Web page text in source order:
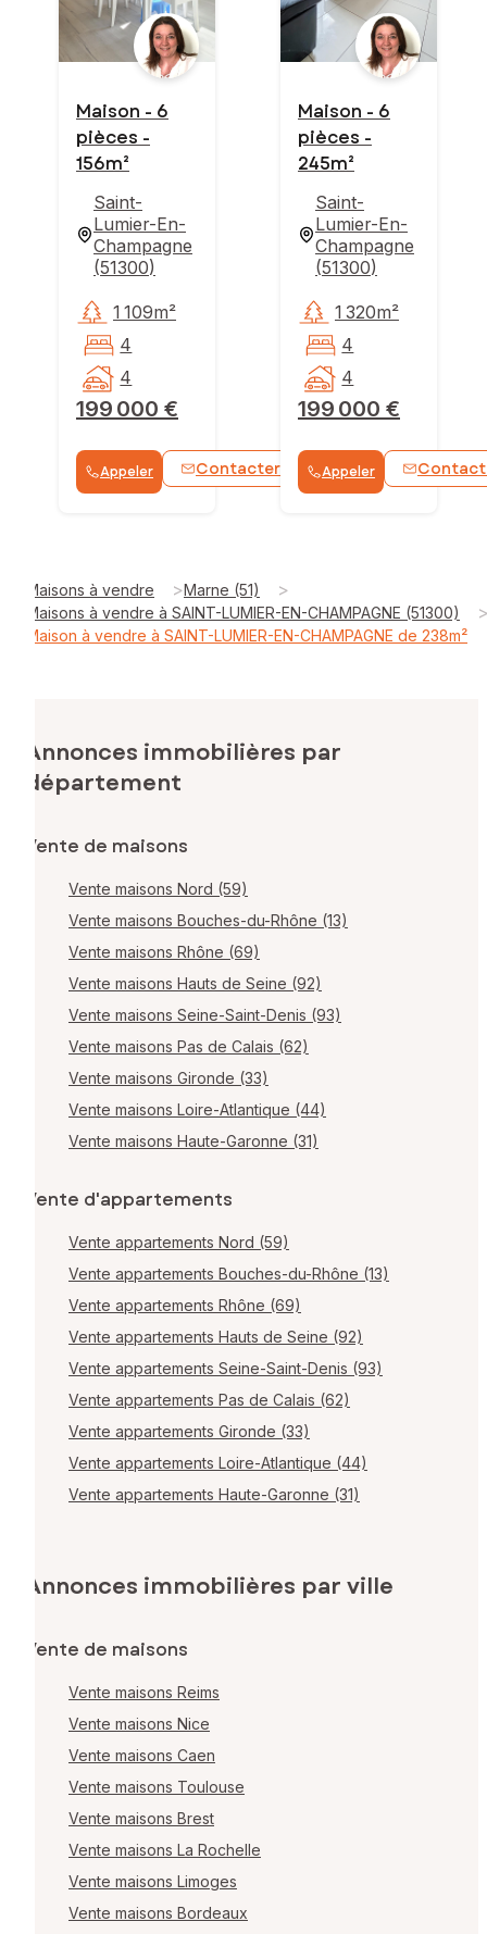
Maison - 6
pièces -
156m²
Saint-
Lumier-En-
Champagne
(51300)
199 000 €
1 109m²
4
4
Appeler Contacter WhatsApp
Maison - 6
pièces -
245m²
Saint-
Lumier-En-
Champagne
(51300)
199 000 €
1 320m²
4
4
Appeler
Maisons à vendre >Marne (51) >
Maisons à vendre à SAINT-LUMIER-EN-CHAMPAGNE (51300)
Maison à vendre à SAINT-LUMIER-EN-CHAMPAGNE de 238m²
Annonces immobilières par
département
Vente de maisons
Vente maisons Nord (59)
Vente maisons Bouches-du-Rhône (13)
Vente maisons Rhône (69)
Vente maisons Hauts de Seine (92)
Vente maisons Seine-Saint-Denis (93)
Vente maisons Pas de Calais (62)
Vente maisons Gironde (33)
Vente maisons Loire-Atlantique (44)
Vente maisons Haute-Garonne (31)
Vente d'appartements
Vente appartements Nord (59)
Vente appartements Bouches-du-Rhône (13)
Vente appartements Rhône (69)
Vente appartements Hauts de Seine (92)
Vente appartements Seine-Saint-Denis (93)
Vente appartements Pas de Calais (62)
Vente appartements Gironde (33)
Vente appartements Loire-Atlantique (44)
Vente appartements Haute-Garonne (31)
Annonces immobilières par ville
Vente de maisons
Vente maisons Reims
Vente maisons Nice
Vente maisons Caen
Vente maisons Toulouse
Vente maisons Brest
Vente maisons La Rochelle
Vente maisons Limoges
Vente maisons Bordeaux